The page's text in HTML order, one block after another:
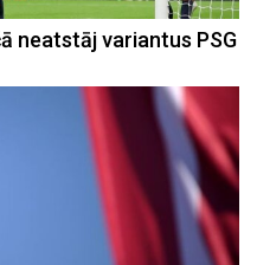
neatstāj variantus PSG